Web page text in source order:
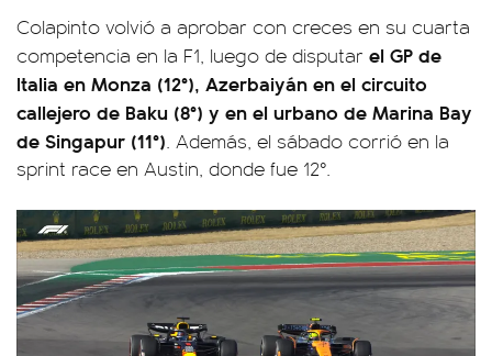
Colapinto volvió a aprobar con creces en su cuarta
competencia en la F1, luego de disputar el GP de
Italia en Monza (12°), Azerbaiyán en el circuito
callejero de Baku (8°) y en el urbano de Marina Bay
de Singapur (11°). Además, el sábado corrió en la
sprint race en Austin, donde fue 12°.